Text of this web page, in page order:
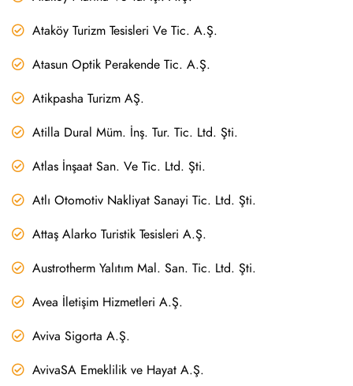
Ataköy Turizm Tesisleri Ve Tic. A.Ş.
Atasun Optik Perakende Tic. A.Ş.
Atikpasha Turizm AŞ.
Atilla Dural Müm. İnş. Tur. Tic. Ltd. Şti.
Atlas İnşaat San. Ve Tic. Ltd. Şti.
Atlı Otomotiv Nakliyat Sanayi Tic. Ltd. Şti.
Attaş Alarko Turistik Tesisleri A.Ş.
Austrotherm Yalıtım Mal. San. Tic. Ltd. Şti.
Avea İletişim Hizmetleri A.Ş.
Aviva Sigorta A.Ş.
AvivaSA Emeklilik ve Hayat A.Ş.